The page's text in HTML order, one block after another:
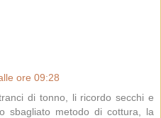
ore 09:28
di tonno, li ricordo secchi e
sbagliato metodo di cottura, la